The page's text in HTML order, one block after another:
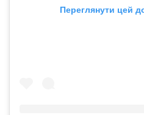
Переглянути цей